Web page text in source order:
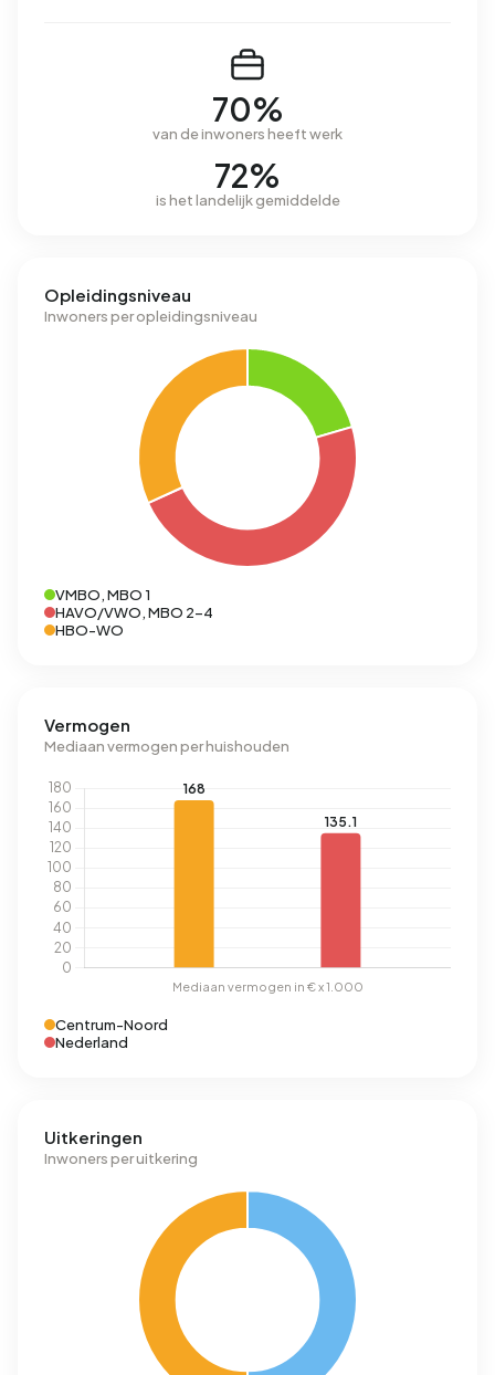
70%
van de inwoners heeft werk
72%
is het landelijk gemiddelde
Opleidingsniveau
Inwoners per opleidingsniveau
VMBO, MBO 1
HAVO/VWO, MBO 2-4
HBO-WO
Vermogen
Mediaan vermogen per huishouden
Centrum-Noord
Nederland
Uitkeringen
Inwoners per uitkering